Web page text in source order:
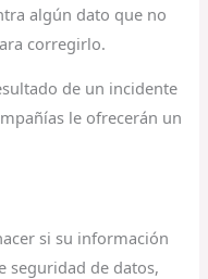
algún dato que no
corregirlo.
de un incidente
le ofrecerán un
si su información
seguridad de datos,